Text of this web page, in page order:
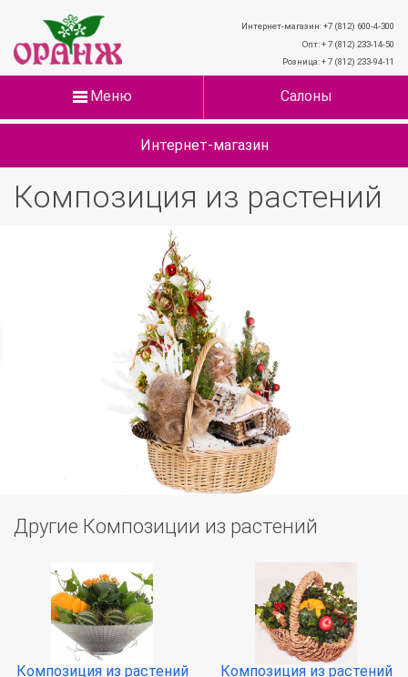
Интернет-магазин: +7 (812) 600-4-300
Опт: + 7 (812) 233-14-50
Розница: + 7 (812) 233-94-11
Меню Салоны
Интернет-магазин
Композиция из растений
Другие Композиции из растений
Композиция из растений
Композиция из растений